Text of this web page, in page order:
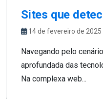
Sites que
14 de fevereiro de 2025
Navegando pelo
aprofundada das
Na complexa web...